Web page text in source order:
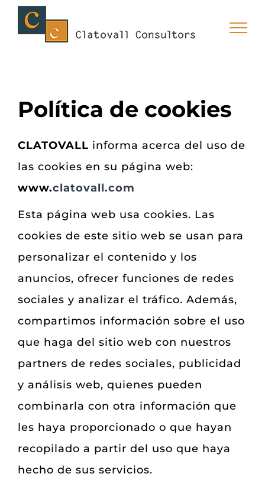
Política de cookies
CLATOVALL informa acerca del uso de
las cookies en su página web:
www.clatovall.com
Esta página web usa cookies. Las
cookies de este sitio web se usan para
personalizar el contenido y los
anuncios, ofrecer funciones de redes
sociales y analizar el tráfico. Además,
compartimos información sobre el uso
que haga del sitio web con nuestros
partners de redes sociales, publicidad
y análisis web, quienes pueden
combinarla con otra información que
les haya proporcionado o que hayan
recopilado a partir del uso que haya
hecho de sus servicios.